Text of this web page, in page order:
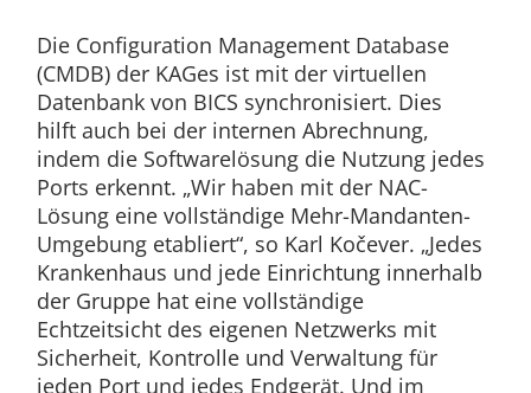
Die Configuration Management Database
(CMDB) der KAGes ist mit der virtuellen
Datenbank von BICS synchronisiert. Dies
hilft auch bei der internen Abrechnung,
indem die Softwarelösung die Nutzung jedes
Ports erkennt. „Wir haben mit der NAC-
Lösung eine vollständige Mehr-Mandanten-
Umgebung etabliert“, so Karl Kočever. „Jedes
Krankenhaus und jede Einrichtung innerhalb
der Gruppe hat eine vollständige
Echtzeitsicht des eigenen Netzwerks mit
Sicherheit, Kontrolle und Verwaltung für
jeden Port und jedes Endgerät. Und im